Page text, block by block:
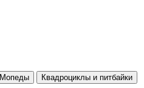
Мопеды
Квадроциклы и питбайки